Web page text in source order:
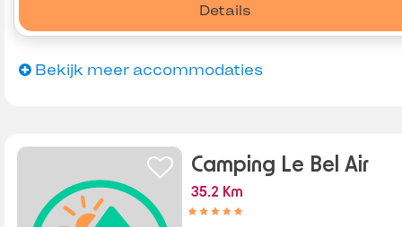
Details
Bekijk meer accommodaties
Camping Le Bel Air
35.2 Km